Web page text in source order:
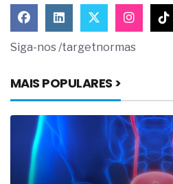
Siga-nos /targetnormas
MAIS POPULARES >